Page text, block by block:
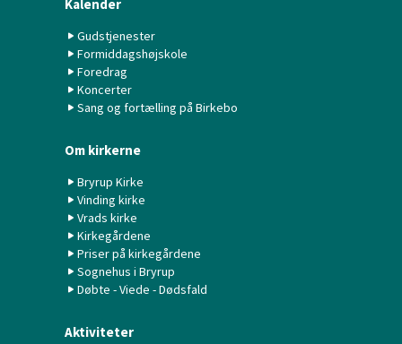
Kalender
Gudstjenester
Formiddagshøjskole
Foredrag
Koncerter
Sang og fortælling på Birkebo
Om kirkerne
Bryrup Kirke
Vinding kirke
Vrads kirke
Kirkegårdene
Priser på kirkegårdene
Sognehus i Bryrup
Døbte - Viede - Dødsfald
Aktiviteter